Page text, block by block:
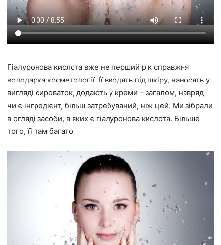
Гіалуронова кислота вже не перший рік справжня
володарка косметології. Її вводять під шкіру, наносять у
вигляді сироваток, додають у креми – загалом, навряд
чи є інгредієнт, більш затребуваний, ніж цей. Ми зібрали
в огляді засоби, в яких є гіалуронова кислота. Більше
того, її там багато!